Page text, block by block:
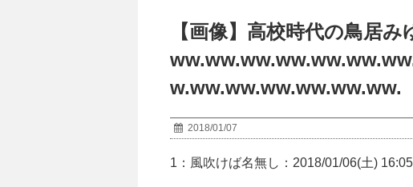
【画像】高校時代の鳥居み
w.ww.ww.ww.ww.ww.ww.
2018/01/07
1： 風吹けば名無し ：2018/01/06(土)